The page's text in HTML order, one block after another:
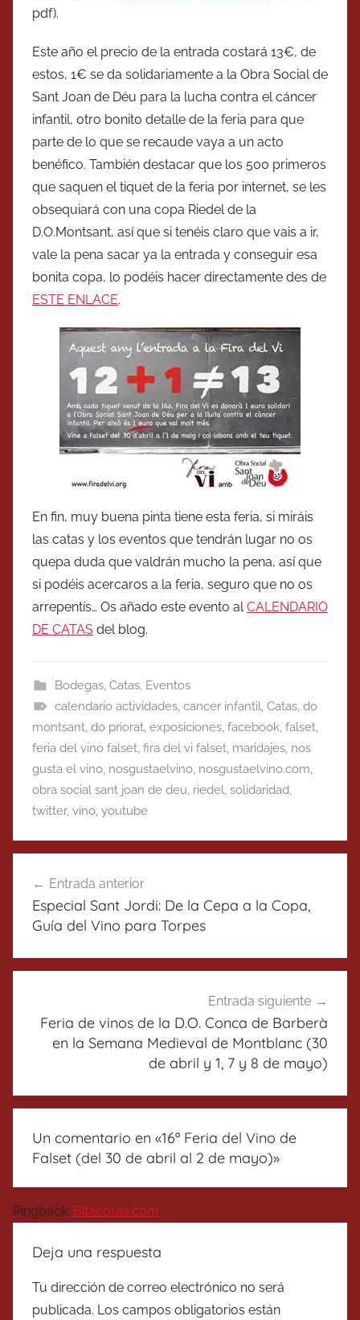
pdf).
Este año el precio de la entrada costará 13€, de
estos, 1€ se da solidariamente a la Obra Social de
Sant Joan de Déu para la lucha contra el cáncer
infantil, otro bonito detalle de la feria para que
parte de lo que se recaude vaya a un acto
benéfico. También destacar que los 500 primeros
que saquen el tiquet de la feria por internet, se les
obsequiará con una copa Riedel de la
D.O.Montsant, así que si tenéis claro que vais a ir,
vale la pena sacar ya la entrada y conseguir esa
bonita copa, lo podéis hacer directamente des de
ESTE ENLACE.
En fin, muy buena pinta tiene esta feria, si miráis
las catas y los eventos que tendrán lugar no os
quepa duda que valdrán mucho la pena, así que
si podéis acercaros a la feria, seguro que no os
arrepentís… Os añado este evento alCALENDARIO
DE CATAS del blog.
Bodegas, Catas, Eventos
calendario actividades, cancer infantil, Catas, do
montsant, do priorat, exposiciones, facebook, falset,
feria del vino falset, fira del vi falset, maridajes, nos
gusta el vino, nosgustaelvino, nosgustaelvino.com,
obra social sant joan de deu, riedel, solidaridad,
twitter, vino, youtube
de
entradas
Entrada anterior
Especial Sant Jordi: De la Cepa a la Copa,
Guía del Vino para Torpes
Entrada siguiente
Feria de vinos de la D.O. Conca de Barberà
en la Semana Medieval de Montblanc (30
de abril y 1, 7 y 8 de mayo)
Un comentario en «16ª Feria del Vino de
Falset (del 30 de abril al 2 de mayo)»
Pingback: Bitacoras.com
Deja una respuesta
Tu dirección de correo electrónico no será
publicada. Los campos obligatorios están